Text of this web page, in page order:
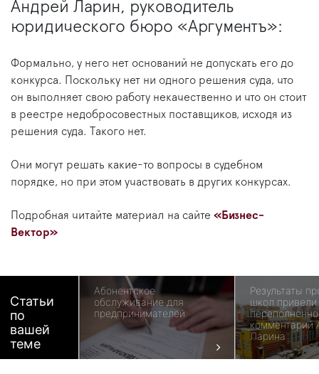
Андрей Ларин, руководитель
юридического бюро «Аргументъ»:
Формально, у него нет оснований не допускать его до
конкурса. Поскольку нет ни одного решения суда, что
он выполняет свою работу некачественно и что он стоит
в реестре недобросовестных поставщиков, исходя из
решения суда. Такого нет.
Они могут решать какие-то вопросы в судебном
порядке, но при этом участвовать в других конкурсах.
Подробная читайте материал на сайте «Бизнес-
Вектор»
Статьи
по
вашей
теме
Абонентское
обслуживание для
предпринимателей
Результаты
школ привели
комментарий
Ларина